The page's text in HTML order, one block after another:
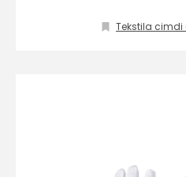
Tekstila cimdi